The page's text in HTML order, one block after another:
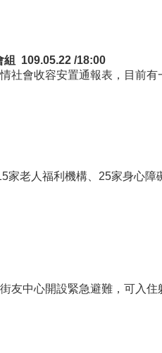
組
109.05.22 /18:00
社會收容安置通報表，目前
老人福利機構、25家身心障
友中心開設緊急避難，可入住